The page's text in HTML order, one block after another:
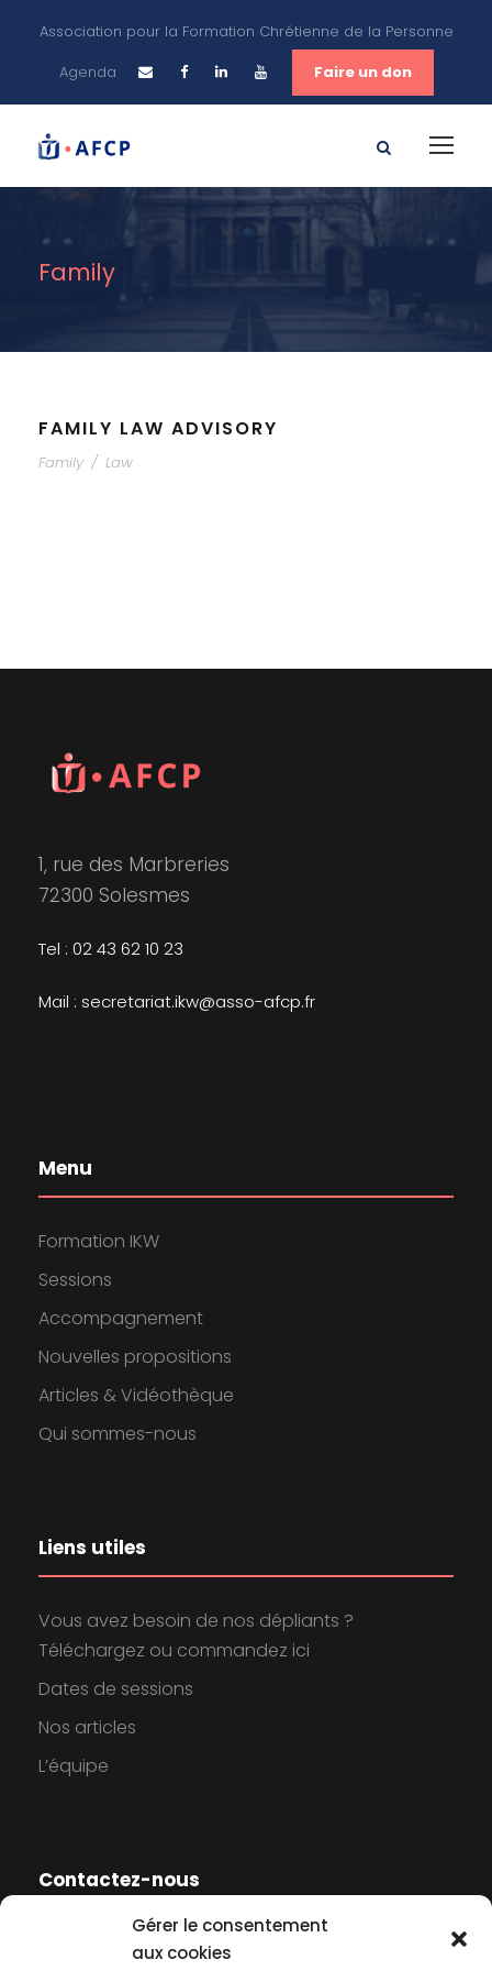
Gérer le consentement
aux cookies
Association pour la Formation Chrétienne de la Personne
Agenda
Faire un don
Family
FAMILY LAW ADVISORY
Family / Law
1, rue des Marbreries
72300 Solesmes
Tel : 02 43 62 10 23
Mail : secretariat.ikw@asso-afcp.fr
Menu
Formation IKW
Sessions
Accompagnement
Nouvelles propositions
Articles & Vidéothèque
Qui sommes-nous
Liens utiles
Vous avez besoin de nos dépliants ?
Téléchargez ou commandez ici
Dates de sessions
Nos articles
L’équipe
Contactez-nous
Contactez-nous